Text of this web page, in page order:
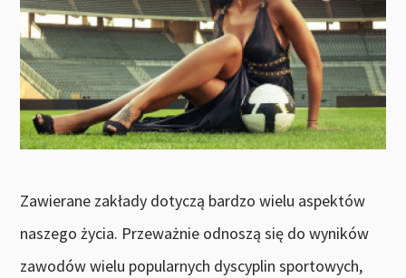
Zawierane zakłady dotyczą bardzo wielu aspektów
naszego życia. Przeważnie odnoszą się do wyników
zawodów wielu popularnych dyscyplin sportowych,